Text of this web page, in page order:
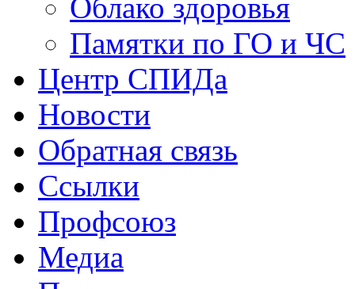
Облако здоровья
Памятки по ГО и ЧС
Центр СПИДа
Новости
Обратная связь
Ссылки
Профсоюз
Медиа